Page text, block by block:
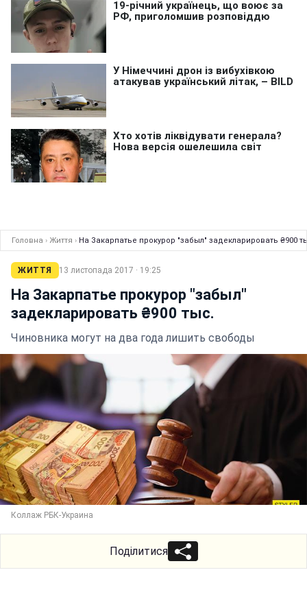
Головна › Життя › На Закарпатье прокурор "забыл" задекларировать ₴900
ЖИТТЯ 13 листопада 2017 · 19:25
На Закарпатье прокурор "забыл"
задекларировать ₴900 тыс.
Чиновника могут на два года лишить свободы
Коллаж РБК-Украина
Поділитися